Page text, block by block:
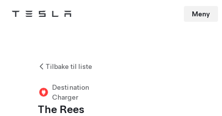
Tesla Meny
Tilbake til liste
Destination
Charger
The Rees